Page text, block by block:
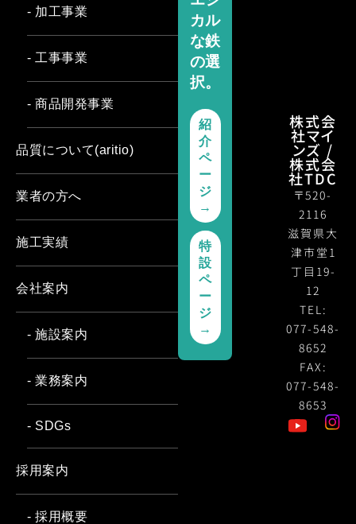
株式会
社マイ
ンズ /
株式会
社TDC
〒520-
2116
滋賀県大
津市堂1
丁目19-
12
TEL:
077-548-
8652
FAX:
077-548-
8653
カル
な鉄
の選
択。
紹
介
ペ
ー
ジ
→
特
設
ペ
ー
ジ
→
- 加工事業
- 工事事業
- 商品開発事業
品質について(aritio)
業者の方へ
施工実績
会社案内
- 施設案内
- 業務案内
- SDGs
採用案内
- 採用概要